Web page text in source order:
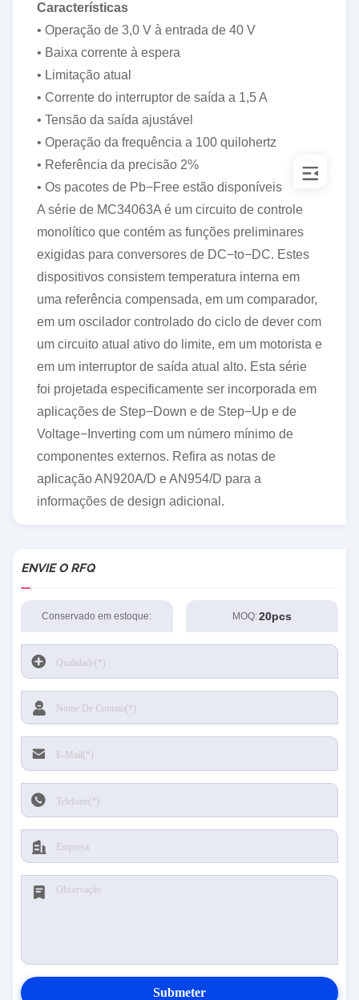
MBR20100CT5000
MBRB2060CT5000 EM 14+ TO-263
MC34064D-
5R2G
5000
MCP810T-
485I/TT
5000MICROCHIP
MOC3021
5000
5000
NC7SZ04M5X
15+
RUEF250
RAYCHEM
MERGULHO
ST3232ECDR
ST 16+ SOP-16
Características
• Operação de 3,0 V à entrada de 40 V
• Baixa corrente à espera
• Limitação atual
• Corrente do interruptor de saída a 1,5 A
• Tensão da saída ajustável
• Operação da frequência a 100 quilohertz
• Referência da precisão 2%
• Os pacotes de Pb−Free estão disponíveis
A série de MC34063A é um circuito de controle
monolítico que contém as funções preliminares
exigidas para conversores de DC−to−DC. Estes
dispositivos consistem temperatura interna em
uma referência compensada, em um comparador,
em um oscilador controlado do ciclo de dever com
um circuito atual ativo do limite, em um motorista e
em um interruptor de saída atual alto. Esta série
foi projetada especificamente ser incorporada em
aplicações de Step−Down e de Step−Up e de
Voltage−Inverting com um número mínimo de
componentes externos. Refira as notas de
aplicação AN920A/D e AN954/D para a
informações de design adicional.
ENVIE O RFQ
Conservado em estoque: MOQ:20pcs
Submeter